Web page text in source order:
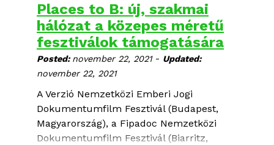
Places to B: új, szakmai
hálózat a közepes méretű
fesztiválok támogatására
Posted:november 22, 2021 - Updated:
november 22, 2021
A Verzió Nemzetközi Emberi Jogi
Dokumentumfilm Fesztivál(Budapest,
Magyarország), a Fipadoc Nemzetközi
Dokumentumfilm Fesztivál(Biarritz,